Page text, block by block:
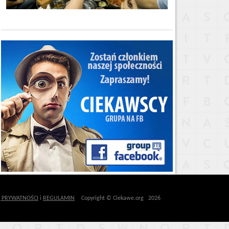
PRYWATNOŚCI i REGULAMIN Copyright © Ciekawe.org 2026